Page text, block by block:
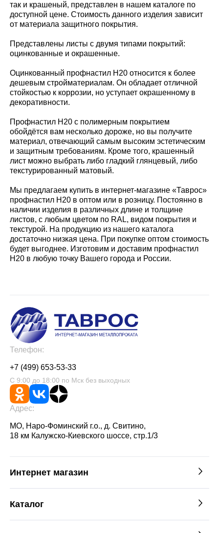
так и крашеный, представлен в нашем каталоге по
доступной цене. Стоимость данного изделия зависит
от материала защитного покрытия.
Представлены листы с двумя типами покрытий:
оцинкованные и окрашенные.
Оцинкованный профнастил Н20 относится к более
дешевым стройматериалам. Он обладает отличной
стойкостью к коррозии, но уступает окрашенному в
декоративности.
Профнастил Н20 с полимерным покрытием
обойдётся вам несколько дороже, но вы получите
материал, отвечающий самым высоким эстетическим
и защитным требованиям. Кроме того, крашенный
лист можно выбрать либо гладкий глянцевый, либо
текстурированный матовый.
Мы предлагаем купить в интернет-магазине «Таврос»
профнастил Н20 в оптом или в розницу. Постоянно в
наличии изделия в различных длине и толщине
листов, с любым цветом по RAL, видом покрытия и
текстурой. На продукцию из нашего каталога
достаточно низкая цена. При покупке оптом стоимость
будет выгоднее. Изготовим и доставим профнастил
Н20 в любую точку Вашего города и России.
Телефон:
+7 (499) 653-53-33
С 9:00 до 18:00 по Мск без выходных
Адрес:
МО, Наро-Фоминский г.о., д. Свитино,
18 км Калужско-Киевского шоссе, стр.1/3
Интернет магазин
Каталог